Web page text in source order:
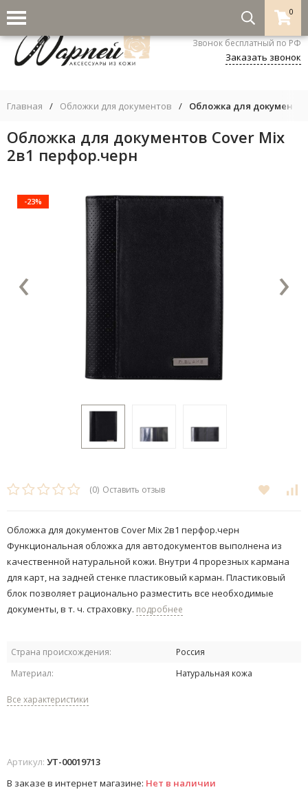
0
8-800-333-5530
Звонок бесплатный по РФ
Заказать звонок
Главная / Обложки для документов / Обложка для
Обложка для документов Cover Mix
2в1 перфор.черн
-23%
‹ ›
(0) Оставить отзыв
Обложка для документов Cover Mix 2в1 перфор.черн
Функциональная обложка для автодокументов выполнена из
качественной натуральной кожи. Внутри 4 прорезных кармана
для карт, на задней стенке пластиковый карман. Пластиковый
блок позволяет рационально разместить все необходимые
документы, в т. ч. страховку. подробнее
Страна происхождения:
Россия
Материал:
Натуральная кожа
Все характеристики
Артикул: УТ-00019713
В заказе в интернет магазине: Нет в наличии